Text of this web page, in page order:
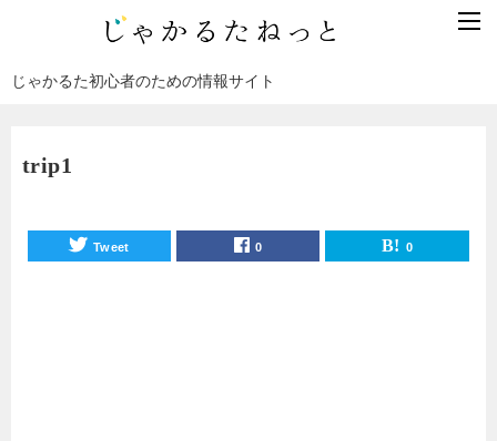
じゃかるた初心者のための情報サイト
trip1
Tweet 0 0